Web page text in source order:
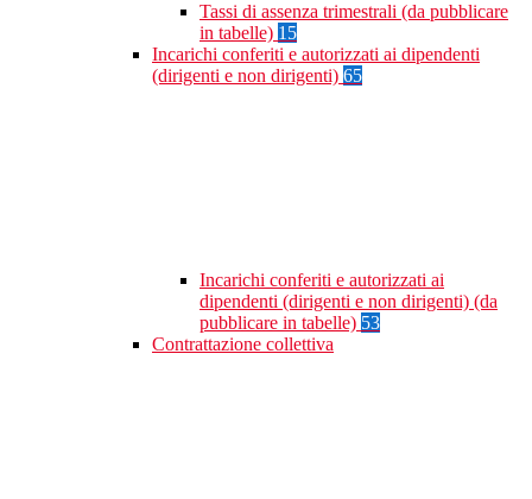
Tassi di assenza trimestrali (da pubblicare
in tabelle) 15
Incarichi conferiti e autorizzati ai dipendenti
(dirigenti e non dirigenti) 65
Incarichi conferiti e autorizzati ai
dipendenti (dirigenti e non dirigenti) (da
pubblicare in tabelle) 53
Contrattazione collettiva